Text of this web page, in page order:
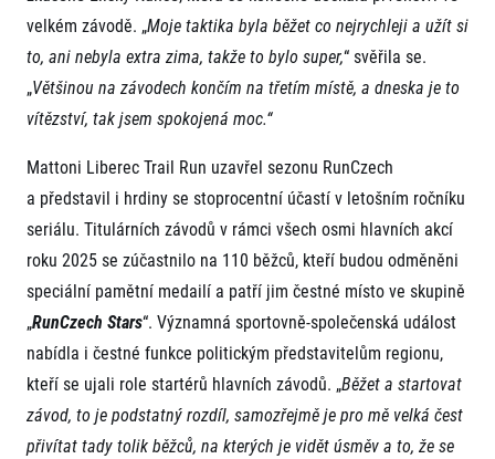
velkém závodě. „Moje taktika byla běžet co nejrychleji a užít si
to, ani nebyla extra zima, takže to bylo super,“ svěřila se.
„Většinou na závodech končím na třetím místě, a dneska je to
vítězství, tak jsem spokojená moc.“
Mattoni Liberec Trail Run uzavřel sezonu RunCzech
a představil i hrdiny se stoprocentní účastí v letošním ročníku
seriálu. Titulárních závodů v rámci všech osmi hlavních akcí
roku 2025 se zúčastnilo na 110 běžců, kteří budou odměněni
speciální pamětní medailí a patří jim čestné místo ve skupině
„RunCzech Stars“. Významná sportovně-společenská událost
nabídla i čestné funkce politickým představitelům regionu,
kteří se ujali role startérů hlavních závodů. „Běžet a startovat
závod, to je podstatný rozdíl, samozřejmě je pro mě velká čest
přivítat tady tolik běžců, na kterých je vidět úsměv a to, že se